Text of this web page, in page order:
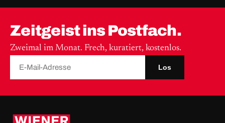
Zeitgeist ins Postfach.
Zweimal im Monat. Frech, kuratiert, kostenlos.
Los